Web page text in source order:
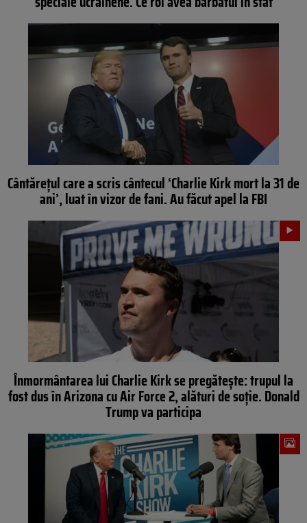
Cântărețul care a scris cântecul ‘Charlie Kirk mort la 31 de
ani’, luat în vizor de fani. Au făcut apel la FBI
Înmormântarea lui Charlie Kirk se pregătește: trupul la
fost dus în Arizona cu Air Force 2, alături de soție. Donald
Trump va participa